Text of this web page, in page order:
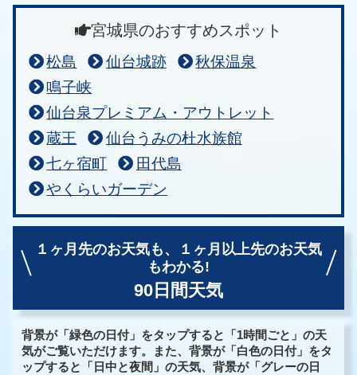
宮城県のおすすめスポット
松島 仙台城跡
秋保温泉
鳴子峡
仙台泉プレミアム・アウトレット
蔵王
仙台うみの杜水族館
七ヶ宿町
田代島
やくらいガーデン
１ヶ月先のお天気も、
１ヶ月以上先のお天気
もわかる!
90日間天気
背景が「緑色の日付」をタップすると「1時間ごと」の天
気がご覧いただけます。また、背景が「白色の日付」をタ
ップすると「日中と夜間」の天気、背景が「グレーの日